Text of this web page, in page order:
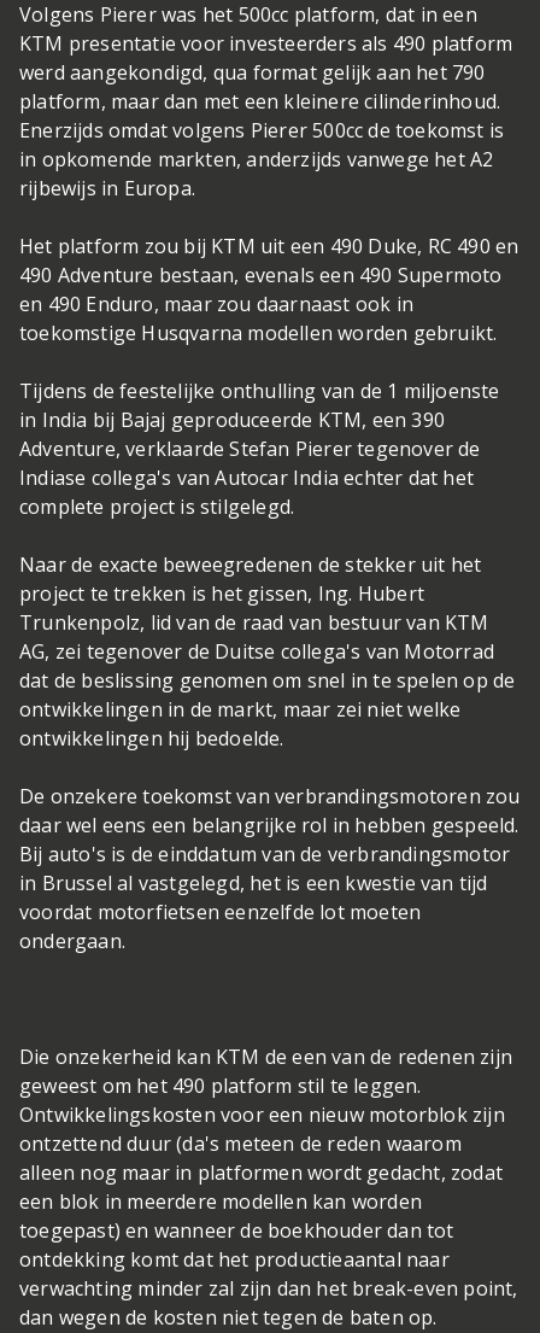
Volgens Pierer was het 500cc platform, dat in een
KTM presentatie voor investeerders als 490 platform
werd aangekondigd, qua format gelijk aan het 790
platform, maar dan met een kleinere cilinderinhoud.
Enerzijds omdat volgens Pierer 500cc de toekomst is
in opkomende markten, anderzijds vanwege het A2
rijbewijs in Europa.
Het platform zou bij KTM uit een 490 Duke, RC 490 en
490 Adventure bestaan, evenals een 490 Supermoto
en 490 Enduro, maar zou daarnaast ook in
toekomstige Husqvarna modellen worden gebruikt.
Tijdens de feestelijke onthulling van de 1 miljoenste
in India bij Bajaj geproduceerde KTM, een 390
Adventure, verklaarde Stefan Pierer tegenover de
Indiase collega's van Autocar India echter dat het
complete project is stilgelegd.
Naar de exacte beweegredenen de stekker uit het
project te trekken is het gissen, Ing. Hubert
Trunkenpolz, lid van de raad van bestuur van KTM
AG, zei tegenover de Duitse collega's van Motorrad
dat de beslissing genomen om snel in te spelen op de
ontwikkelingen in de markt, maar zei niet welke
ontwikkelingen hij bedoelde.
De onzekere toekomst van verbrandingsmotoren zou
daar wel eens een belangrijke rol in hebben gespeeld.
Bij auto's is de einddatum van de verbrandingsmotor
in Brussel al vastgelegd, het is een kwestie van tijd
voordat motorfietsen eenzelfde lot moeten
ondergaan.
Die onzekerheid kan KTM de een van de redenen zijn
geweest om het 490 platform stil te leggen.
Ontwikkelingskosten voor een nieuw motorblok zijn
ontzettend duur (da's meteen de reden waarom
alleen nog maar in platformen wordt gedacht, zodat
een blok in meerdere modellen kan worden
toegepast) en wanneer de boekhouder dan tot
ontdekking komt dat het productieaantal naar
verwachting minder zal zijn dan het break-even point,
dan wegen de kosten niet tegen de baten op.